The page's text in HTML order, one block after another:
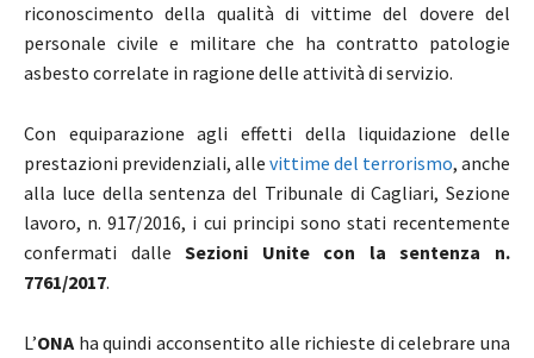
riconoscimento della qualità di vittime del dovere del
personale civile e militare che ha contratto patologie
asbesto correlate in ragione delle attività di servizio.
Con equiparazione agli effetti della liquidazione delle
prestazioni previdenziali, alle vittime del terrorismo, anche
alla luce della sentenza del Tribunale di Cagliari, Sezione
lavoro, n. 917/2016, i cui principi sono stati recentemente
confermati dalleSezioni Unite con la sentenza n.
7761/2017.
L’ONA ha quindi acconsentito alle richieste di celebrare una